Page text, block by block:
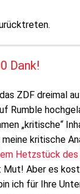
Dank!
ZDF dreimal
Rumble
„kritische“
kritische
Hetzstück des
Aber es
ich für Ihre